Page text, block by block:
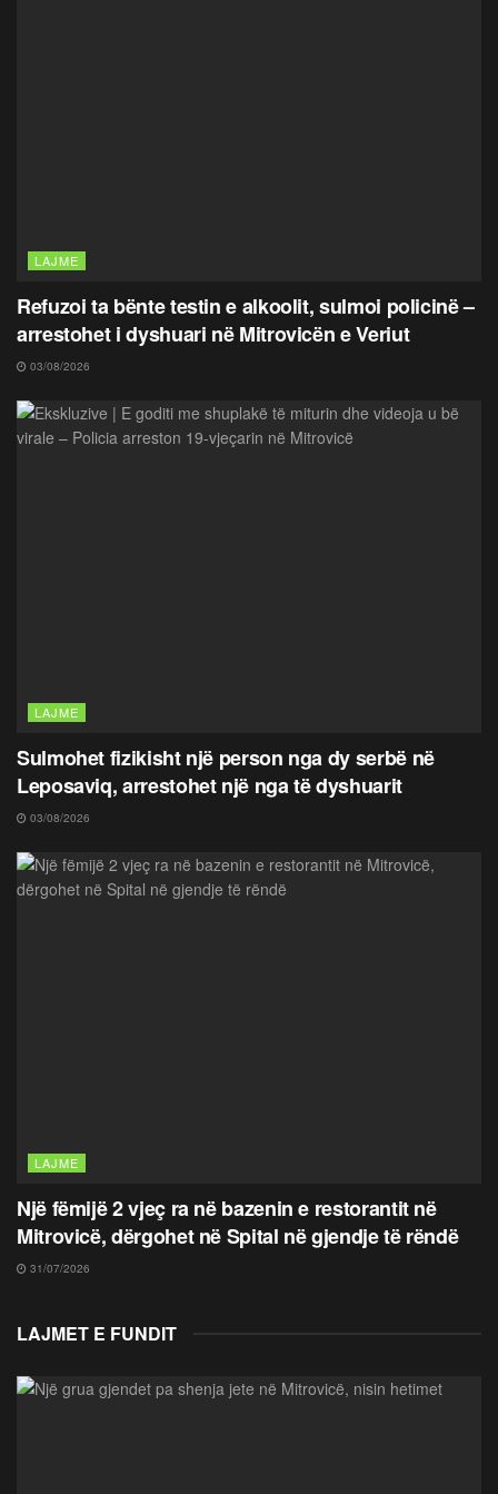
LAJME
Refuzoi ta bënte testin e alkoolit, sulmoi policinë –
arrestohet i dyshuari në Mitrovicën e Veriut
03/08/2026
LAJME
Sulmohet fizikisht një person nga dy serbë në
Leposaviq, arrestohet një nga të dyshuarit
03/08/2026
LAJME
Një fëmijë 2 vjeç ra në bazenin e restorantit në
Mitrovicë, dërgohet në Spital në gjendje të rëndë
31/07/2026
LAJMET E FUNDIT